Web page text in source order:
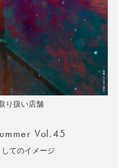
り扱い店舗
Vol.45
てのイメージ